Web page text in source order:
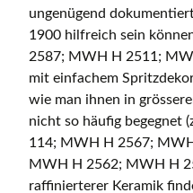
ungenügend
1900 hilfreich sein
2587; MWH H 2511;
mit einfachem
wie man ihnen in
nicht so häufig begegnet
114; MWH H 2567;
MWH H 2562; MWH H
raffinierterer Keramik